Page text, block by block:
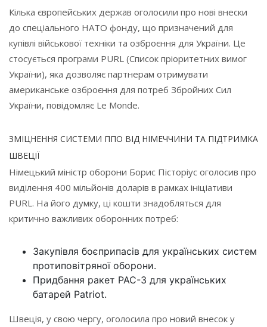
Кілька європейських держав оголосили про нові внески
до спеціального НАТО фонду, що призначений для
купівлі військової техніки та озброєння для України. Це
стосується програми PURL (Список пріоритетних вимог
України), яка дозволяє партнерам отримувати
американське озброєння для потреб Збройних Сил
України, повідомляє Le Monde.
ЗМІЦНЕННЯ СИСТЕМИ ППО ВІД НІМЕЧЧИНИ ТА ПІДТРИМКА
ШВЕЦІЇ
Німецький міністр оборони Борис Пісторіус оголосив про
виділення 400 мільйонів доларів в рамках ініціативи
PURL. На його думку, ці кошти знадобляться для
критично важливих оборонних потреб:
Закупівля боєприпасів для українських систем
протиповітряної оборони.
Придбання ракет PAC-3 для українських
батарей Patriot.
Швеція, у свою чергу, оголосила про новий внесок у